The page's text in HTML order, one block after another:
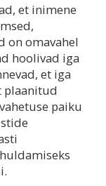
et inimene
on omavahel
hoolivad iga
et iga
plaanitud
paiku